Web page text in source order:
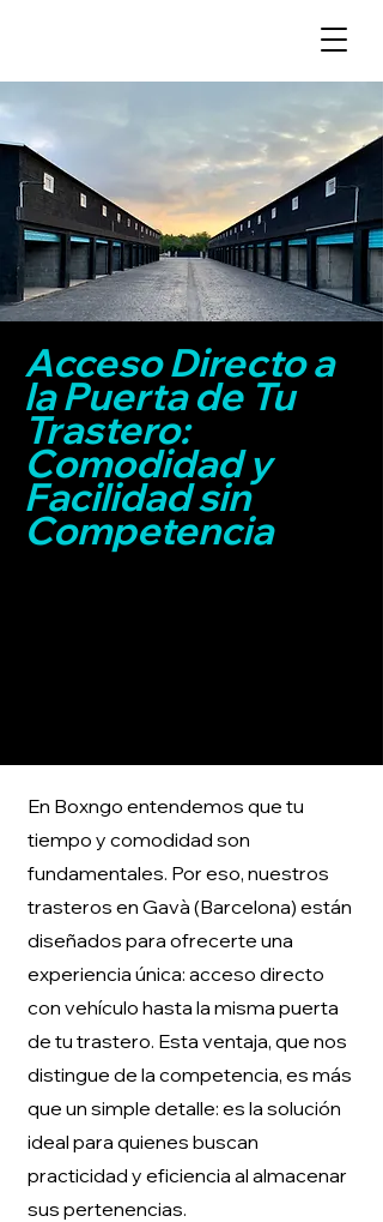
Acceso Directo a
la Puerta de Tu
Trastero:
Comodidad y
Facilidad sin
Competencia
En Boxngo entendemos que tu
tiempo y comodidad son
fundamentales. Por eso, nuestros
trasteros en Gavà (Barcelona) están
diseñados para ofrecerte una
experiencia única: acceso directo
con vehículo hasta la misma puerta
de tu trastero. Esta ventaja, que nos
distingue de la competencia, es más
que un simple detalle: es la solución
ideal para quienes buscan
practicidad y eficiencia al almacenar
sus pertenencias.